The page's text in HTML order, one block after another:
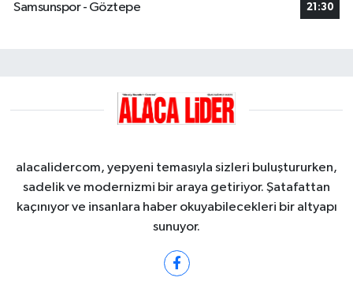
Samsunspor - Göztepe
21:30
alacalidercom, yepyeni temasıyla sizleri buluştururken,
sadelik ve modernizmi bir araya getiriyor. Şatafattan
kaçınıyor ve insanlara haber okuyabilecekleri bir altyapı
sunuyor.